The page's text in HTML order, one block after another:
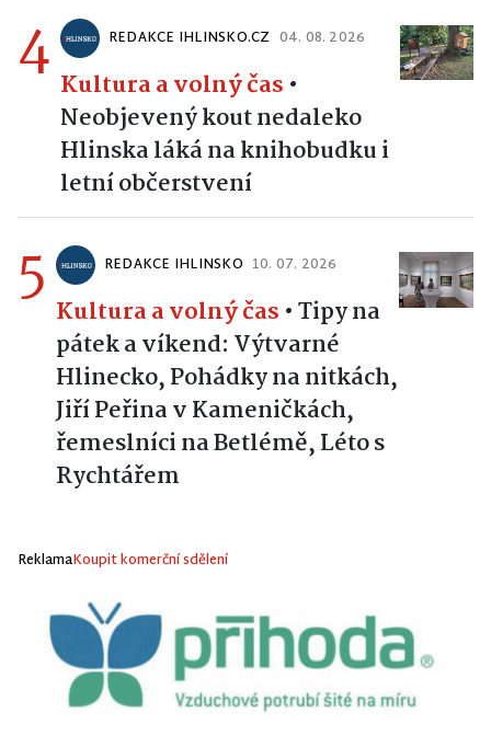
4 REDAKCE IHLINSKO.CZ 04. 08. 2026
Kultura a volný čas •
Neobjevený kout nedaleko
Hlinska láká na knihobudku i
letní občerstvení
5 REDAKCE IHLINSKO 10. 07. 2026
Kultura a volný čas •Tipy na
pátek a víkend: Výtvarné
Hlinecko, Pohádky na nitkách,
Jiří Peřina v Kameničkách,
řemeslníci na Betlémě, Léto s
Rychtářem
ReklamaKoupit komerční sdělení